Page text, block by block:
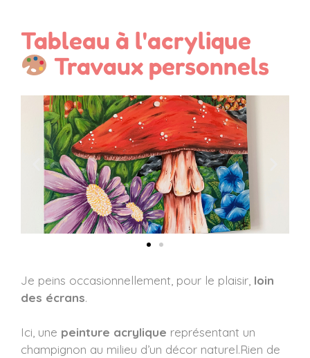
Tableau à l'acrylique
Travaux personnels
Je peins occasionnellement, pour le plaisir, loin
des écrans.
Ici, une peinture acrylique représentant un
champignon au milieu d’un décor naturel.Rien de